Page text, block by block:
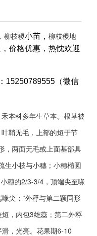
， 柳枝稷小苗， 柳枝稷地
价格优惠，热忱欢迎
15250789555（微信
禾本科多年生草本。根茎被
鞘无毛，上部的短于节
，两面无毛或上面基部具
生小枝与小穗；小穗椭圆
穗的2/3-3/4，顶端尖至喙
尖；*外稃与第二颖同形
，内包3雄蕊；第二外稃
，光亮。花果期6-10